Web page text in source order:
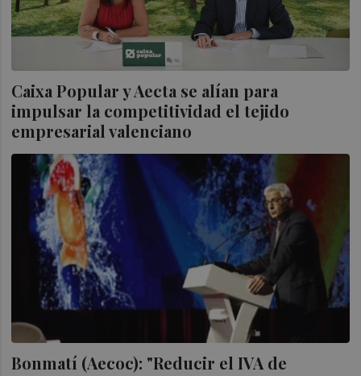
Caixa Popular y Aecta se alían para
impulsar la competitividad el tejido
empresarial valenciano
Bonmatí (Aecoc): "Reducir el IVA de